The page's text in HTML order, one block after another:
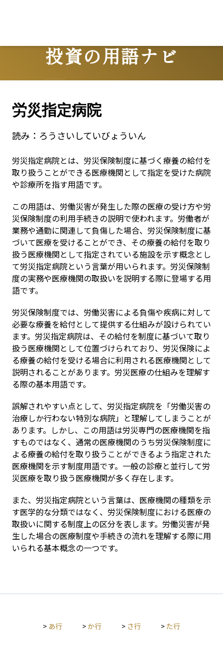
投資の用語ナビ
Terms
労災指定病院
読み： ろうさいしていびょういん
労災指定病院とは、労災保険制度に基づく療養の給付を
取り扱うことができる医療機関として指定を受けた病院
や診療所を指す用語です。
この用語は、労働災害が発生した際の医療の受け方や労
災保険制度の利用手続きの説明で使われます。労働者が
業務や通勤に関連して負傷した場合、労災保険制度に基
づいて医療を受けることができ、その療養の給付を取り
扱う医療機関として指定されている施設を示す概念とし
て労災指定病院という言葉が用いられます。労災保険制
度の実務や医療機関の取扱いを説明する際に登場する用
語です。
労災保険制度では、労働災害による負傷や疾病に対して
必要な療養を給付として提供する仕組みが設けられてい
ます。労災指定病院は、その給付を制度に基づいて取り
扱う医療機関として位置づけられており、労災保険によ
る療養の給付を受ける場合に利用される医療機関として
説明されることがあります。労災医療の仕組みを理解す
る際の基本用語です。
誤解されやすい点として、労災指定病院を「労働災害の
治療しか行わない特別な病院」と理解してしまうことが
あります。しかし、この用語は労災専門の医療機関を指
すものではなく、通常の医療機関のうち労災保険制度に
よる療養の給付を取り扱うことができるよう指定された
医療機関を示す制度用語です。一般の診療と並行して労
災医療を取り扱う医療機関が多く存在します。
また、労災指定病院という言葉は、医療機関の種類を示
す医学的な分類ではなく、労災保険制度における医療の
取扱いに関する制度上の区分を表します。労働災害が発
生した場合の医療制度や手続きの流れを理解する際に用
いられる基本概念の一つです。
> あ行 >か行 > さ行 > た行